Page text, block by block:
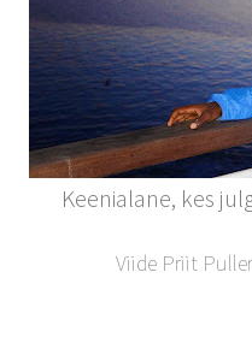
Keenialane, kes
Viide Priit